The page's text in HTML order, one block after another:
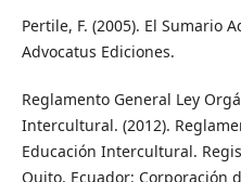
Pertile, F. (2005). El Sumario
Advocatus Ediciones.
Reglamento General Ley
Intercultural. (2012).
Educación Intercultural.
Quito, Ecuador: Corporación